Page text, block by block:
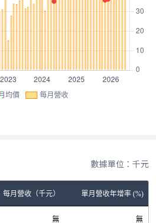
均價 每月營收
數據單位：千元
每月營收（千元） 單月營收年增率 (%)
無 無